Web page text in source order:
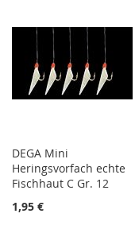
DEGA Mini
Heringsvorfach echte
Fischhaut C Gr. 12
1,95 €